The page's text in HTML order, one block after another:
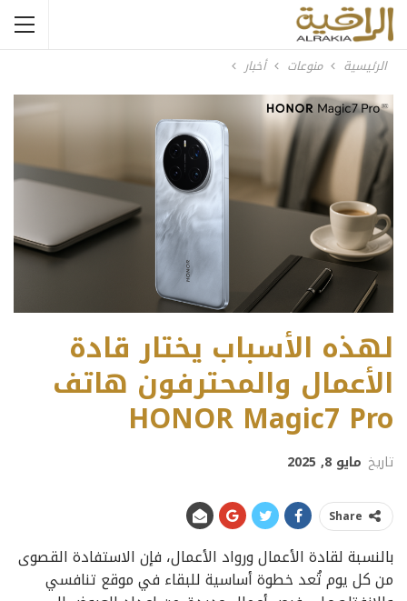
الرئيسية منوعات أخبار
لهذه الأسباب يختار قادة
الأعمال والمحترفون هاتف
HONOR Magic7 Pro
تاريخ مايو 8, 2025
Share
بالنسبة لقادة الأعمال ورواد الأعمال، فإن الاستفادة القصوى
من كل يوم تُعد خطوة أساسية للبقاء في موقع تنافسي